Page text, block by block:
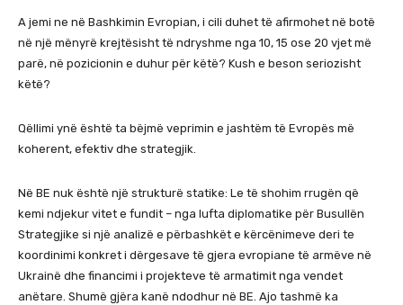
A jemi ne në Bashkimin Evropian, i cili duhet të afirmohet në botë
në një mënyrë krejtësisht të ndryshme nga 10, 15 ose 20 vjet më
parë, në pozicionin e duhur për këtë? Kush e beson seriozisht
këtë?
Qëllimi ynë është ta bëjmë veprimin e jashtëm të Evropës më
koherent, efektiv dhe strategjik.
Në BE nuk është një strukturë statike: Le të shohim rrugën që
kemi ndjekur vitet e fundit – nga lufta diplomatike për Busullën
Strategjike si një analizë e përbashkët e kërcënimeve deri te
koordinimi konkret i dërgesave të gjera evropiane të armëve në
Ukrainë dhe financimi i projekteve të armatimit nga vendet
anëtare. Shumë gjëra kanë ndodhur në BE. Ajo tashmë ka